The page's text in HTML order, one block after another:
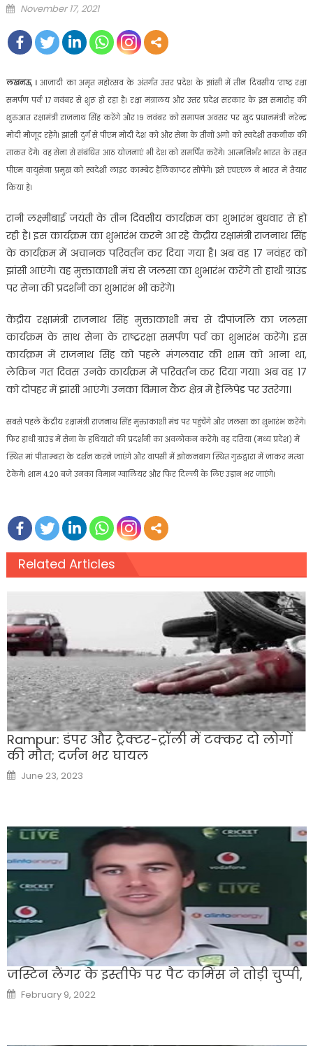
Posted
November 17, 2021
लखनऊ, ।आजादी का अमृत महोत्सव के अंतर्गत उत्तर प्रदेश के झांसी में तीन दिवसीय ‘राष्ट्र रक्षा
समर्पण पर्व’ 17 नवंबर से शुरू हो रहा है। रक्षा मंत्रालय और उत्तर प्रदेश सरकार के इस समारोह की
शुरुआत रक्षामंत्री राजनाथ सिंह करेंगे और 19 नवंबर को समापन अवसर पर खुद प्रधानमंत्री नरेन्द्र
मोदी मौजूद रहेंगे। झांसी दुर्ग से पीएम मोदी देश को और सेना के तीनों अंगों को स्वदेशी तकनीक की
ताकत देंगे। वह सेना से संबंधित आठ योजनाएं भी देश को समर्पित करेंगे। आत्मनिर्भर भारत के तहत
पीएम वायुसेना प्रमुख को स्वदेशी लाइट काम्बेट हैलिकाप्टर सौंपेंगे। इसे एचएएल ने भारत में तैयार
किया है।
रानी लक्ष्मीबाई जयंती के तीन दिवसीय कार्यक्रम का शुभारंभ बुधवार से हो
रही है। इस कार्यक्रम का शुभारंभ करने आ रहे केंद्रीय रक्षामंत्री राजनाथ सिंह
के कार्यक्रम में अचानक परिवर्तन कर दिया गया है। अब वह 17 नवंहर को
झांसी आएंगे। वह मुक्ताकाशी मंच से जलसा का शुभारंभ करेंगे तो हाथी ग्राउंड
पर सेना की प्रदर्शनी का शुभारंभ भी करेंगे।
केंद्रीय रक्षामंत्री राजनाथ सिंह मुक्ताकाशी मंच से दीपांजलि का जलसा
कार्यक्रम के साथ सेना के राष्ट्ररक्षा समर्पण पर्व का शुभारंभ करेंगे। इस
कार्यक्रम में राजनाथ सिंह को पहले मंगलवार की शाम को आना था,
लेकिन गत दिवस उनके कार्यक्रम में परिवर्तन कर दिया गया। अब वह 17
को दोपहर में झांसी आएंगे। उनका विमान कैंट क्षेत्र में हैलिपेड पर उतरेगा।
सबसे पहले केंद्रीय रक्षामंत्री राजनाथ सिंह मुक्ताकाशी मंच पर पहुंचेंगे और जलसा का शुभारंभ करेंगे।
फिर हाथी ग्राउंड में सेना के हथियारों की प्रदर्शनी का अवलोकन करेंगे। वह दतिया (मध्य प्रदेश) में
स्थित मां पीताम्बरा के दर्शन करने जाएंगे और वापसी में झोकनबाग स्थित गुरुद्वारा में जाकर मत्था
टेकेंगे। शाम 4.20 बजे उनका विमान ग्वालियर और फिर दिल्ली के लिए उड़ान भर जाएंगे।
Related Articles
Rampur: डंपर और ट्रैक्टर-ट्रॉली में टक्कर दो लोगों
की मौत; दर्जन भर घायल
Posted
on
June 23, 2023
जस्टिन लैंगर के इस्तीफे पर पैट कमिंस ने तोड़ी चुप्पी,
Posted
on
February 9, 2022